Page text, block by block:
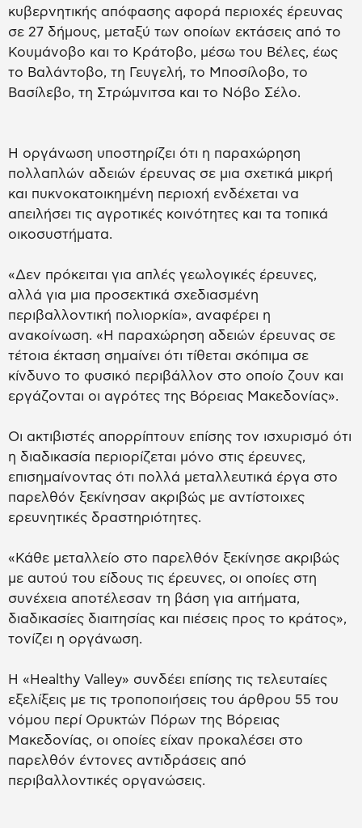
κυβερνητικής απόφασης αφορά περιοχές έρευνας
σε 27 δήμους, μεταξύ των οποίων εκτάσεις από το
Κουμάνοβο και το Κράτοβο, μέσω του Βέλες, έως
το Βαλάντοβο, τη Γευγελή, το Μποσίλοβο, το
Βασίλεβο, τη Στρώμνιτσα και το Νόβο Σέλο.
Η οργάνωση υποστηρίζει ότι η παραχώρηση
πολλαπλών αδειών έρευνας σε μια σχετικά μικρή
και πυκνοκατοικημένη περιοχή ενδέχεται να
απειλήσει τις αγροτικές κοινότητες και τα τοπικά
οικοσυστήματα.
«Δεν πρόκειται για απλές γεωλογικές έρευνες,
αλλά για μια προσεκτικά σχεδιασμένη
περιβαλλοντική πολιορκία», αναφέρει η
ανακοίνωση. «Η παραχώρηση αδειών έρευνας σε
τέτοια έκταση σημαίνει ότι τίθεται σκόπιμα σε
κίνδυνο το φυσικό περιβάλλον στο οποίο ζουν και
εργάζονται οι αγρότες της Βόρειας Μακεδονίας».
Οι ακτιβιστές απορρίπτουν επίσης τον ισχυρισμό ότι
η διαδικασία περιορίζεται μόνο στις έρευνες,
επισημαίνοντας ότι πολλά μεταλλευτικά έργα στο
παρελθόν ξεκίνησαν ακριβώς με αντίστοιχες
ερευνητικές δραστηριότητες.
«Κάθε μεταλλείο στο παρελθόν ξεκίνησε ακριβώς
με αυτού του είδους τις έρευνες, οι οποίες στη
συνέχεια αποτέλεσαν τη βάση για αιτήματα,
διαδικασίες διαιτησίας και πιέσεις προς το κράτος»,
τονίζει η οργάνωση.
Η «Healthy Valley» συνδέει επίσης τις τελευταίες
εξελίξεις με τις τροποποιήσεις του άρθρου 55 του
νόμου περί Ορυκτών Πόρων της Βόρειας
Μακεδονίας, οι οποίες είχαν προκαλέσει στο
παρελθόν έντονες αντιδράσεις από
περιβαλλοντικές οργανώσεις.